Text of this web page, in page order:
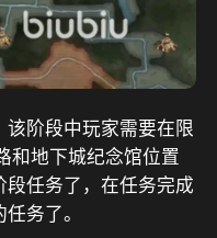
阶段中玩家需要在限
和地下城纪念馆位置
任务了，在任务完成
务了。